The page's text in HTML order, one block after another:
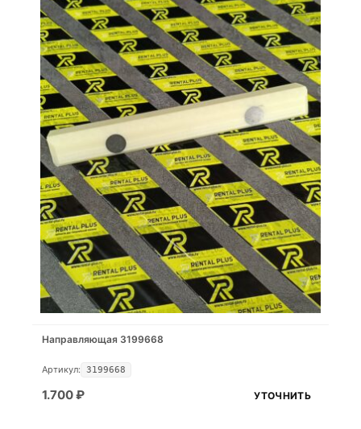
Направляющая 3199668
Артикул: 3199668
1.700₽ УТОЧНИТЬ